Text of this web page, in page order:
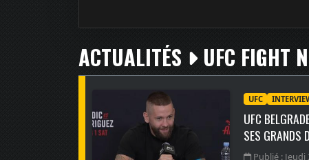
ACTUALITÉS UFC FIGHT NIGHT
UFC
UFC
SES GRANDS
Publié :